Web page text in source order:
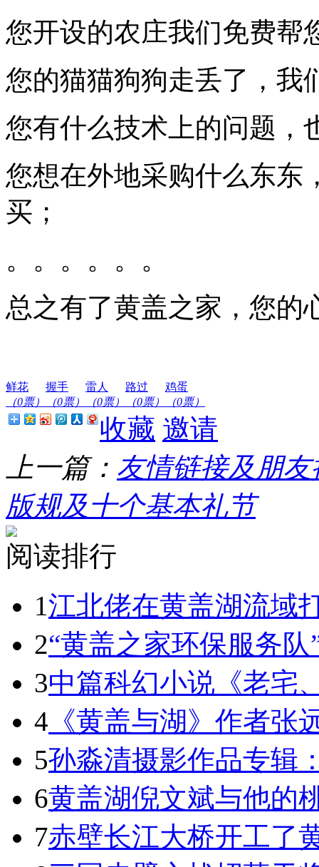
您开设的农庄我们免费帮
您的猫猫狗狗走丢了，我
您有什么技术上的问题，
您想在外地采购什么东东
买；
。。。。。。
总之有了黄盖之家，您的
鲜花
（0票）
握手
（0票）
雷人
（0票）
路过
（0票）
鸡蛋
（0票）
收藏 邀请
上一篇： 友情链接及朋友
版规及十个基本礼节
阅读排行
1江北佬在黄盖湖流域
2“黄盖之家环保服务
3中篇科幻小说《老宅
4 《黄盖与湖》作者张
5孙淼清摄影作品专辑
6黄盖湖倪文斌与他的
7赤壁长江大桥开工了